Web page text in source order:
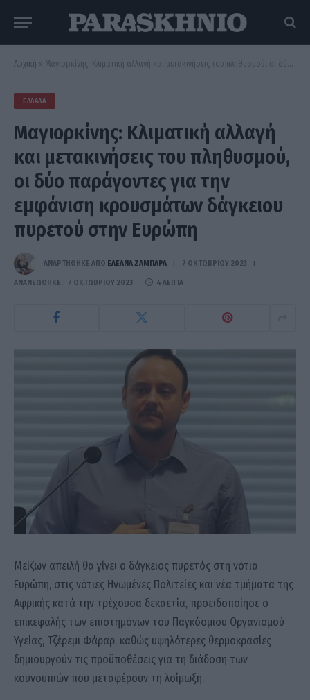
Αρχική » Μαγιορκίνης: Κλιματική αλλαγή και μετακινήσεις του πληθυσμού, οι δύο παράγοντες για την εμφάνιση κρουσμάτων δάγκειου πυρετού στην Ευρώπη
ΕΛΛΆΔΑ
Μαγιορκίνης: Κλιματική αλλαγή
και μετακινήσεις του πληθυσμού,
οι δύο παράγοντες για την
εμφάνιση κρουσμάτων δάγκειου
πυρετού στην Ευρώπη
ΑΝΑΡΤΗΘΗΚΕ ΑΠΟ ΕΛΕΑΝΑ ΖΑΜΠΑΡΑ 7 ΟΚΤΩΒΡΊΟΥ 2023
ΑΝΑΝΕΏΘΗΚΕ: 7 ΟΚΤΩΒΡΊΟΥ 2023 4 ΛΕΠΤΆ
Μείζων απειλή θα γίνει ο δάγκειος πυρετός στη νότια
Ευρώπη, στις νότιες Ηνωμένες Πολιτείες και νέα τμήματα της
Αφρικής κατά την τρέχουσα δεκαετία, προειδοποίησε ο
επικεφαλής των επιστημόνων του Παγκόσμιου Οργανισμού
Υγείας, Τζέρεμι Φάραρ, καθώς υψηλότερες θερμοκρασίες
δημιουργούν τις προϋποθέσεις για τη διάδοση των
κουνουπιών που μεταφέρουν τη λοίμωξη.